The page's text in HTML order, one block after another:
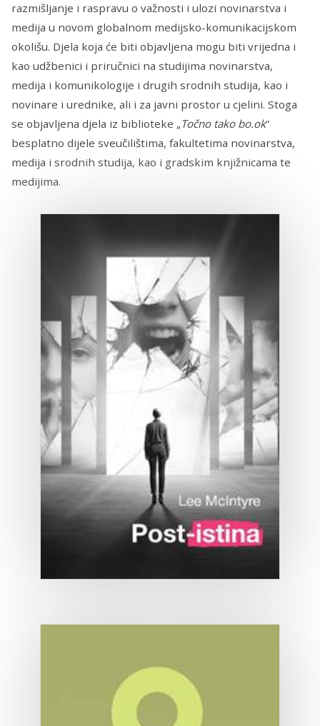
razmišljanje i raspravu o važnosti i ulozi novinarstva i
medija u novom globalnom medijsko-komunikacijskom
okolišu. Djela koja će biti objavljena mogu biti vrijedna i
kao udžbenici i priručnici na studijima novinarstva,
medija i komunikologije i drugih srodnih studija, kao i
novinare i urednike, ali i za javni prostor u cjelini. Stoga
se objavljena djela iz biblioteke „Točno tako bo.ok“
besplatno dijele sveučilištima, fakultetima novinarstva,
medija i srodnih studija, kao i gradskim knjižnicama te
medijima.